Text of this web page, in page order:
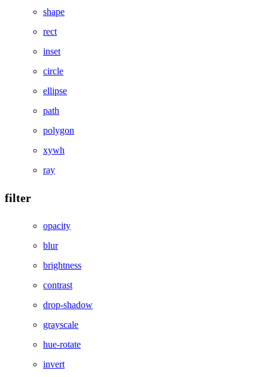
shape
rect
inset
circle
ellipse
path
polygon
xywh
ray
filter
opacity
blur
brightness
contrast
drop-shadow
grayscale
hue-rotate
invert